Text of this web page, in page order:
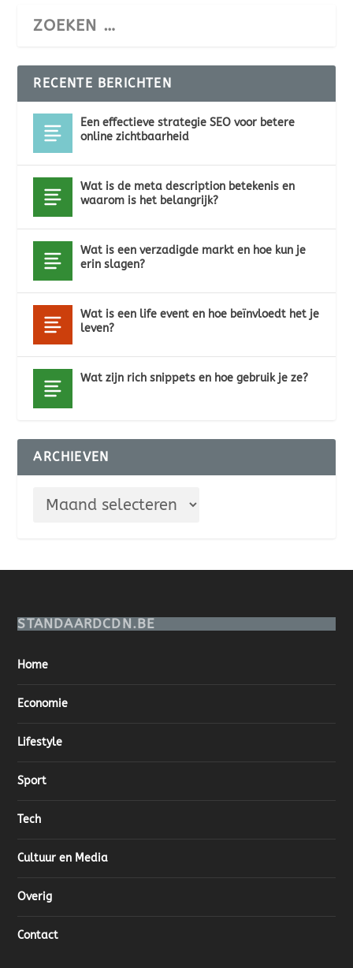
RECENTE BERICHTEN
Een effectieve strategie SEO voor betere
online zichtbaarheid
Wat is de meta description betekenis en
waarom is het belangrijk?
Wat is een verzadigde markt en hoe kun je
erin slagen?
Wat is een life event en hoe beïnvloedt het je
leven?
Wat zijn rich snippets en hoe gebruik je ze?
ARCHIEVEN
STANDAARDCDN.BE
Home
Economie
Lifestyle
Sport
Tech
Cultuur en Media
Overig
Contact